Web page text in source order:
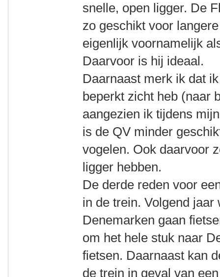
snelle, open ligger. De
zo geschikt voor
eigenlijk voornamelijk
Daarvoor is hij ideaal.
Daarnaast merk ik dat
beperkt zicht heb (naar
aangezien ik tijdens
is de QV minder
vogelen. Ook daarvoor
ligger hebben.
De derde reden voor
in de trein. Volgend
Denemarken gaan
om het hele stuk naar
fietsen. Daarnaast kan
de trein in geval van